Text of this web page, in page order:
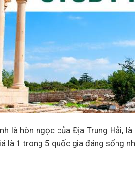
là hòn ngọc của Địa Trung Hải,
là 1 trong 5 quốc gia đáng sống